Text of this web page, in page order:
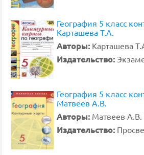
География 5 класс
Карташева Т.А.
Авторы: Карташева
Издательство:
География 5 класс
Матвеев А.В.
Авторы: Матвеев А.В.
Издательство: